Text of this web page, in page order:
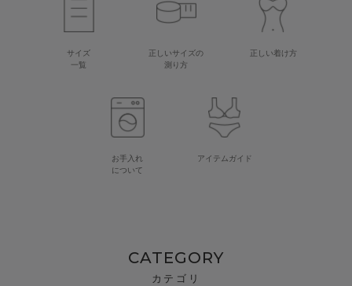
サイズ
一覧
正しいサイズの
測り方
正しい着け方
お手入れ
について
アイテムガイド
CATEGORY
カテゴリ